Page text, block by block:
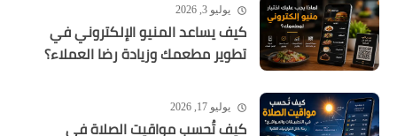
يوليو 3, 2026
كيف يساعد المنيو الإلكتروني في
تطوير مطعمك وزيادة رضا العملاء؟
يوليو 17, 2026
كيف تُحسب مواقيت الصلاة في